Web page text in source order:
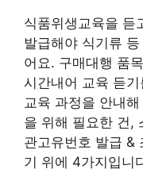
식품위생교육을 듣
발급해야 식기류
어요. 구매대행 품
시간내어 교육 듣
교육 과정을 안내
을 위해 필요한 건,
관고유번호 발급 &
기 위에 4가지입니